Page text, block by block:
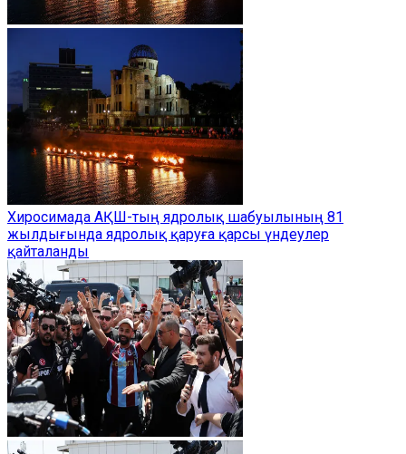
Хиросимада АҚШ-тың ядролық шабуылының 81
жылдығында ядролық қаруға қарсы үндеулер
қайталанды